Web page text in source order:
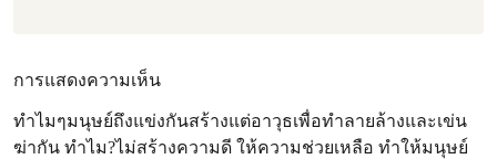
การแสดงความเห็น
ทำไมๆมนุษย์ถึงแข่งกันสร้างแต่อาวุธเพื่อทำลายล้างและเข่น
ฆ่ากัน ทำไม?ไม่สร้างความดี ให้ความช่วยเหลือ ทำให้มนุษย์